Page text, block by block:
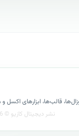
قالب‌ها، ابزارهای